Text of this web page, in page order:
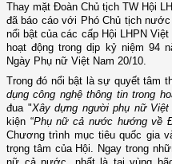
Thay mặt Đoàn Chủ tịch TW Hội
đã báo cáo với Phó Chủ tịch
nổi bật của các cấp Hội LHPN
hoạt động trong dịp kỷ niệm 94
Ngày Phụ nữ Việt Nam 20/10.
Trong đó nổi bật là sự quyết tâm
dụng công nghệ thông tin trong
đua "Xây dựng người phụ nữ
kiện “Phụ nữ cả nước hướng về
Chương trình mục tiêu quốc gia
trọng tâm của Hội. Ngay trong